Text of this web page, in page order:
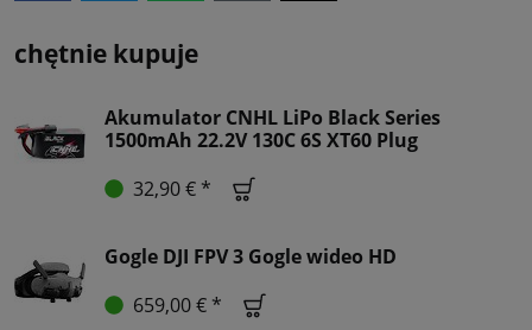
chętnie kupuje
Akumulator CNHL LiPo Black Series
1500mAh 22.2V 130C 6S XT60 Plug
32,90 € *
Gogle DJI FPV 3 Gogle wideo HD
659,00 € *